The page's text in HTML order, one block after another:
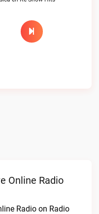
Online Radio
Radio on Radio